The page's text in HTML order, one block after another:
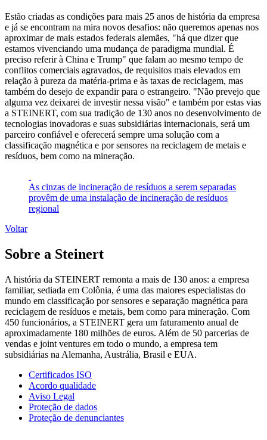
Estão criadas as condições para mais 25 anos de história da empresa
e já se encontram na mira novos desafios: não queremos apenas nos
aproximar de mais estados federais alemães, "há que dizer que
estamos vivenciando uma mudança de paradigma mundial. É
preciso referir à China e Trump" que falam ao mesmo tempo de
conflitos comerciais agravados, de requisitos mais elevados em
relação à pureza da matéria-prima e às taxas de reciclagem, mas
também do desejo de expandir para o estrangeiro. "Não prevejo que
alguma vez deixarei de investir nessa visão" e também por estas vias
a STEINERT, com sua tradição de 130 anos no desenvolvimento de
tecnologias inovadoras e suas subsidiárias internacionais, será um
parceiro confiável e oferecerá sempre uma solução com a
classificação magnética e por sensores na reciclagem de metais e
resíduos, bem como na mineração.
As cinzas de incineração de resíduos a serem separadas
provêm de uma instalação de incineração de resíduos
regional
Voltar
Sobre a Steinert
A história da STEINERT remonta a mais de 130 anos: a empresa
familiar, sediada em Colônia, é uma das maiores especialistas do
mundo em classificação por sensores e separação magnética para
reciclagem de resíduos e metais, bem como para mineração. Com
450 funcionários, a STEINERT gera um faturamento anual de
aproximadamente 180 milhões de euros. Além de 50 parcerias de
vendas e joint ventures em todo o mundo, a empresa tem
subsidiárias na Alemanha, Austrália, Brasil e EUA.
Certificados ISO
Acordo qualidade
Aviso Legal
Proteção de dados
Proteção de denunciantes